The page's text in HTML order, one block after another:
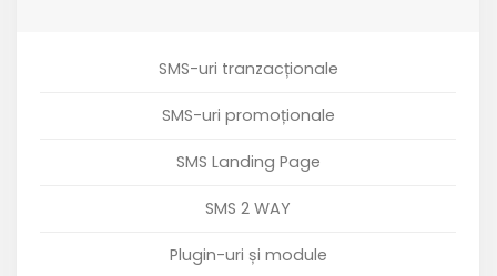
SMS-uri tranzacționale
SMS-uri promoționale
SMS Landing Page
SMS 2 WAY
Plugin-uri și module